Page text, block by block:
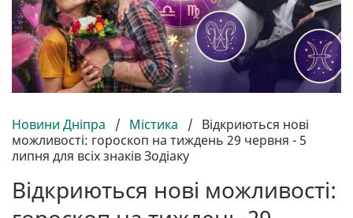
Новини Дніпра / Містика / Відкриються нові
можливості: гороскоп на тиждень 29 червня - 5
липня для всіх знаків Зодіаку
Відкриються нові можливості: